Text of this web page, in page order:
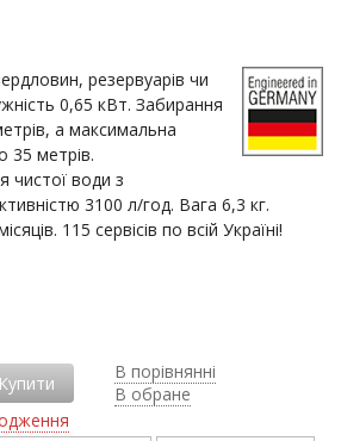
резервуарів чи
0,65 кВт. Забирання
а максимальна
35 метрів.
чистої води з
3100 л/год. Вага 6,3 кг.
115 сервісів по всій Україні!
Купити
В порівнянні
В обране